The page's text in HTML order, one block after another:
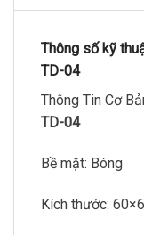
Thông số kỹ
TD-04
Thông Tin Cơ
TD-04
Bề mặt: Bóng
Kích thước: